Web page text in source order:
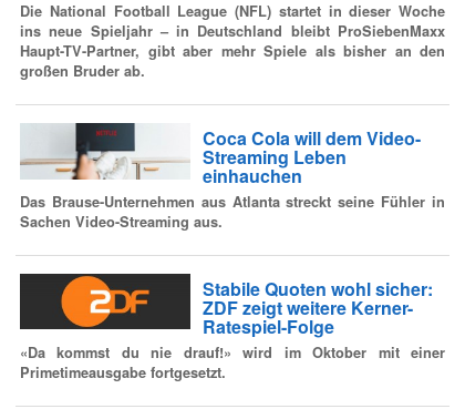
Die National Football League (NFL) startet in dieser Woche
ins neue Spieljahr – in Deutschland bleibt ProSiebenMaxx
Haupt-TV-Partner, gibt aber mehr Spiele als bisher an den
großen Bruder ab.
Coca Cola will dem Video-
Streaming Leben
einhauchen
Das Brause-Unternehmen aus Atlanta streckt seine Fühler in
Sachen Video-Streaming aus.
Stabile Quoten wohl sicher:
ZDF zeigt weitere Kerner-
Ratespiel-Folge
«Da kommst du nie drauf!» wird im Oktober mit einer
Primetimeausgabe fortgesetzt.